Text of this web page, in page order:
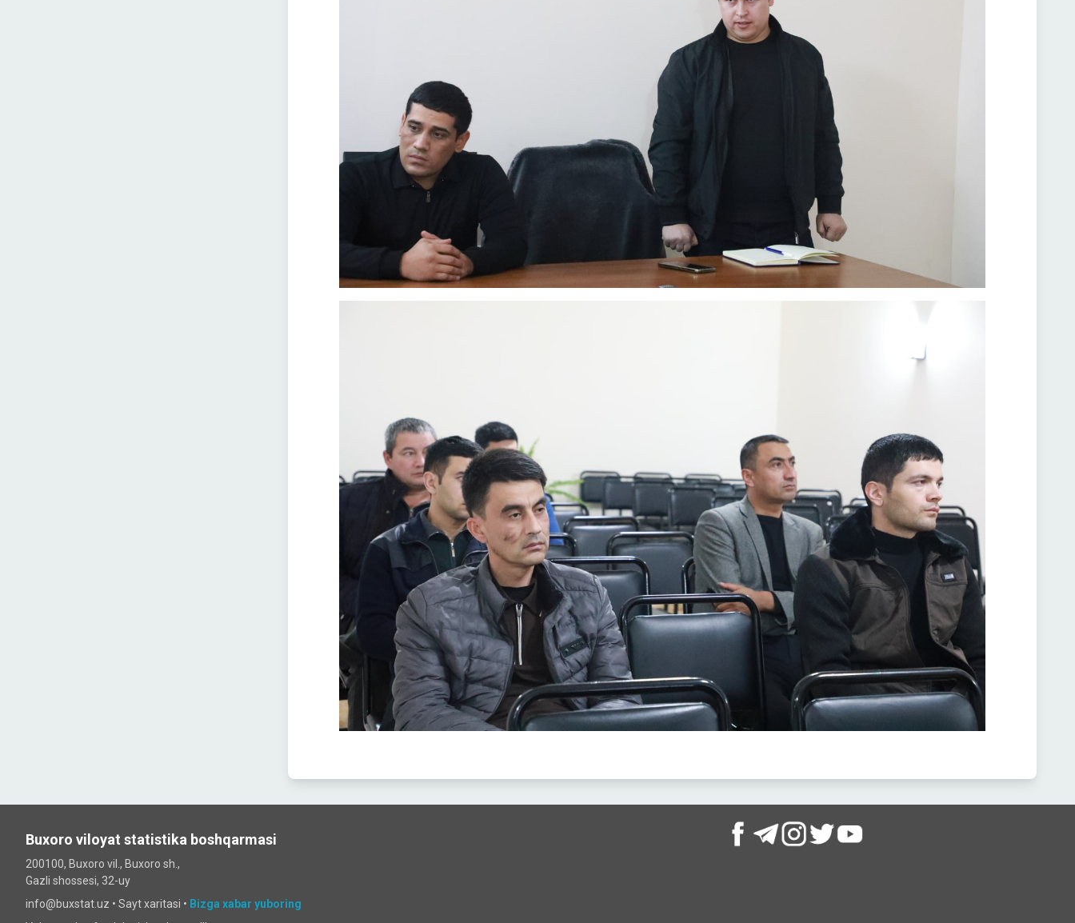
Buxoro viloyat statistika boshqarmasi
200100, Buxoro vil., Buxoro sh.,
Gazli shossesi, 32-uy
info@buxstat.uz • Sayt xaritasi • Bizga xabar yuboring